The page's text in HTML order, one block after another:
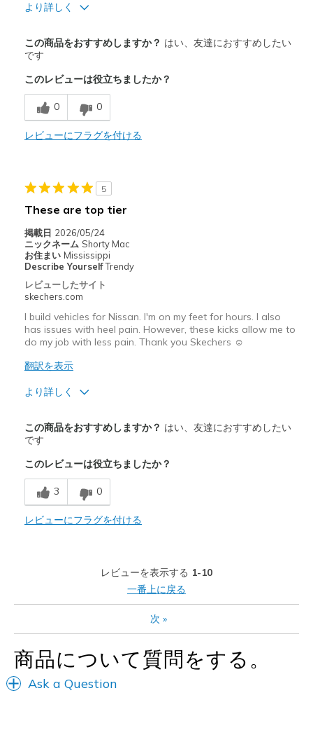
より詳しく
Attractive Design
Breathe Well
Comfortable
I've worn them three times! Get lots of complime
以下に最適
Casual Wear
Going Out
Special Occasions
Travel
Width
Feels true to width
Sizing
Feels true to size
この商品をおすすめしますか？ はい、友達におすすめしたい
です
このレビューは役立ちましたか？
0 0
レビューにフラグを付ける
5
These are top tier
掲載日 2026/05/24
ニックネーム Shorty Mac
お住まい Mississippi
Describe YourselfTrendy
レビューしたサイト
skechers.com
I build vehicles for Nissan. I'm on my feet for hours. I also
has issues with heel pain. However, these kicks allow me to
do my job with less pain. Thank you Skechers ☺️
翻訳を表示
より詳しく
Comfortable
Stability
以下に最適
Great for standing on feet eight plus hours
I'm Into Shoes
この商品をおすすめしますか？ はい、友達におすすめしたい
です
このレビューは役立ちましたか？
3 0
レビューにフラグを付ける
レビューを表示する 1-10
一番上に戻る
次 »
商品について質問をする。
Ask a Question